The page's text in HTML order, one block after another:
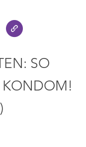
SO
KONDOM!